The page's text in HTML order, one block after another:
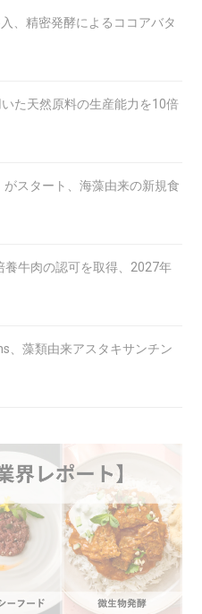
、精密発酵によるココアバタ
た天然原料の生産能力を10倍
がスタート、海藻由来の新規食
牛肉の認可を取得、2027年
、藻類由来アスタキサンチン